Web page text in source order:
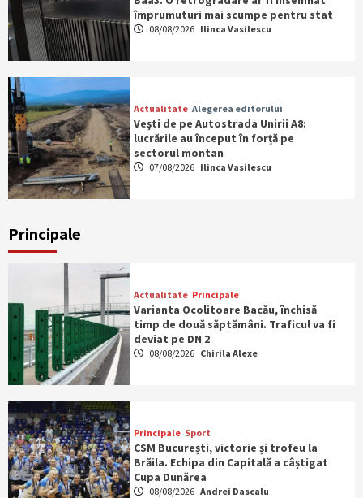
împrumuturi mai scumpe pentru stat
08/08/2026 Ilinca Vasilescu
Actualitate Alegerea editorului
Vești de pe Autostrada Unirii A8:
lucrările au început în forță pe
sectorul montan
07/08/2026 Ilinca Vasilescu
Principale
Actualitate Principale
Varianta Ocolitoare Bacău, închisă
timp de două săptămâni. Traficul va fi
deviat pe DN 2
08/08/2026 Chirila Alexe
Principale Sport
CSM București, victorie și trofeu la
Brăila. Echipa din Capitală a câștigat
Cupa Dunărea
08/08/2026 Andrei Dascalu